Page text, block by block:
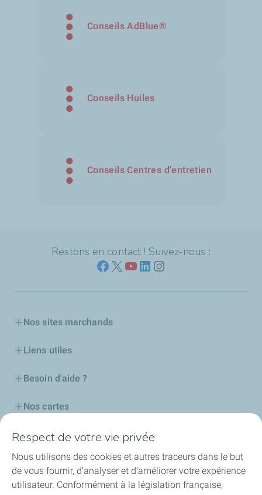
Conseils AdBlue®
Conseils Huiles
Conseils Centres d'entretien
Restons en contact ! Suivez-nous :
Nos sites marchands
Liens utiles
Besoin d'aide ?
Nos cartes
Certificats d'économies d'énergie
Nos partenaires
Collaborer avec TotalEnergies
Respect de votre vie privée
Nous utilisons des cookies et autres traceurs dans le but
de vous fournir, d’analyser et d’améliorer votre expérience
utilisateur. Conformément à la législation française,